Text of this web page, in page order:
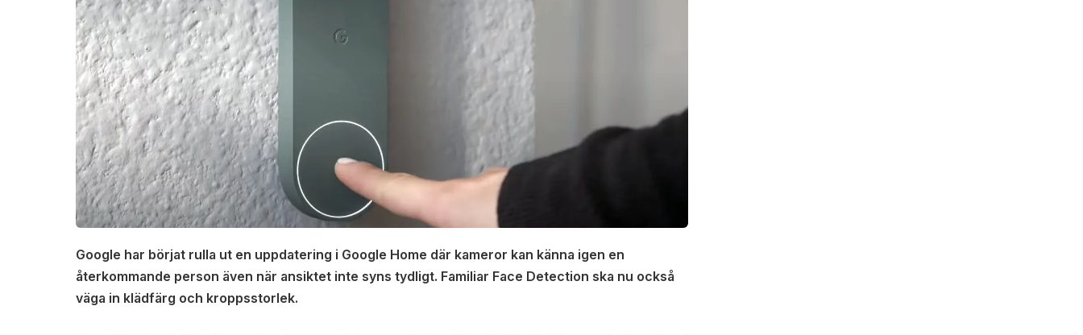
Google har börjat rulla ut en uppdatering i Google Home där kameror kan känna igen en
återkommande person även när ansiktet inte syns tydligt. Familiar Face Detection ska nu också
väga in klädfärg och kroppsstorlek.